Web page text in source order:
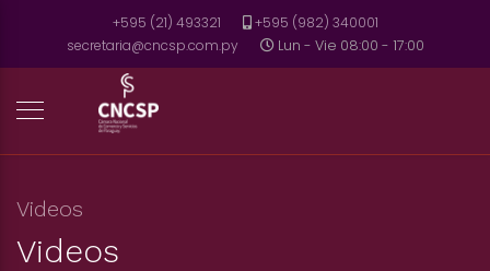
+595 (21) 493321
+595 (982) 340001
secretaria@cncsp.com.py
Lun - Vie 08:00 - 17:00
Videos
Videos